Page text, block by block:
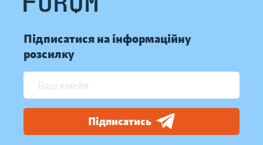
Підписатися на інформаційну
розсилку
Підписатись